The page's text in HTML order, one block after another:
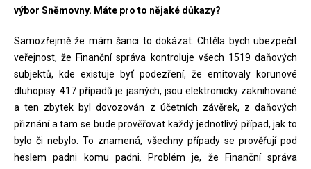
výbor Sněmovny. Máte pro to nějaké důkazy?
Samozřejmě že mám šanci to dokázat. Chtěla bych ubezpečit
veřejnost, že Finanční správa kontroluje všech 1519 daňových
subjektů, kde existuje byť podezření, že emitovaly korunové
dluhopisy. 417 případů je jasných, jsou elektronicky zaknihované
a ten zbytek byl dovozován z účetních závěrek, z daňových
přiznání a tam se bude prověřovat každý jednotlivý případ, jak to
bylo či nebylo. To znamená, všechny případy se prověřují pod
heslem padni komu padni. Problém je, že Finanční správa